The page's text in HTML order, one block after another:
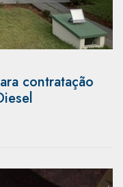
contratação